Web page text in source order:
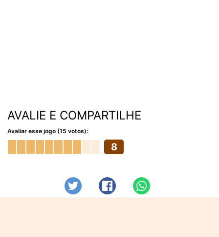
AVALIE E COMPARTILHE
Avaliar esse jogo (15 votos):
8